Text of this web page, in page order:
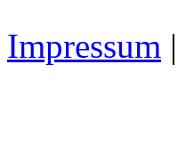
Impressum |